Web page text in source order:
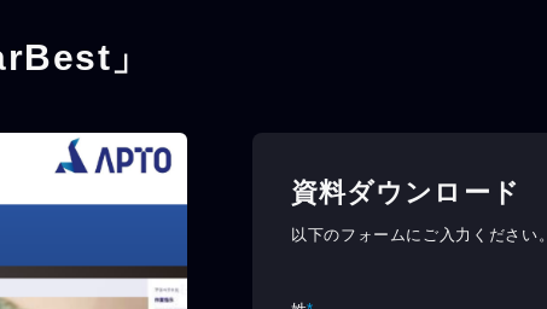
」
資料ダウンロード
以下のフォームにご入力ください。